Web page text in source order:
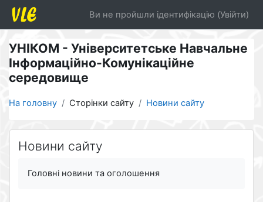
Перейти до головного вмісту
Ви не пройшли ідентифікацію (Увійти)
УНІКОМ - Університетське Навчальне
Інформаційно-Комунікаційне
cередовище
На головну Сторінки сайту Новини сайту
Новини сайту
Головні новини та оголошення